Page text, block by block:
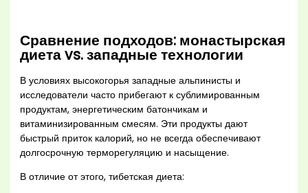
Сравнение подходов: монастырская
диета vs. западные технологии
В условиях высокогорья западные альпинисты и
исследователи часто прибегают к сублимированным
продуктам, энергетическим батончикам и
витаминизированным смесям. Эти продукты дают
быстрый приток калорий, но не всегда обеспечивают
долгосрочную терморегуляцию и насыщение.
В отличие от этого, тибетская диета: